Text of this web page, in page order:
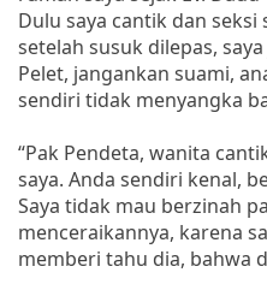
Dulu saya cantik dan
setelah susuk dilepas,
Pelet, jangankan suami,
sendiri tidak menyangka
“Pak Pendeta, wanita
saya. Anda sendiri kenal,
Saya tidak mau berzinah
menceraikannya, karena
memberi tahu dia, bahwa